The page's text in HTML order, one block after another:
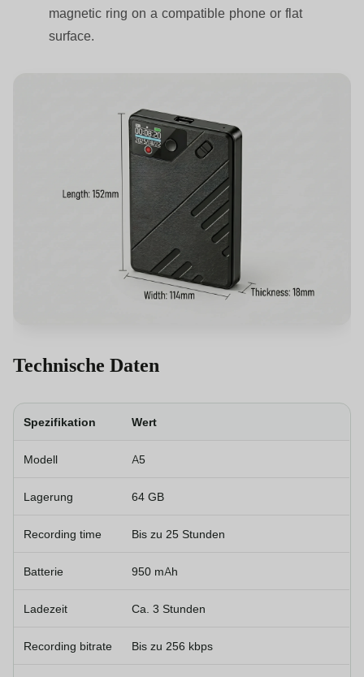
magnetic ring on a compatible phone or flat
surface.
Technische Daten
Spezifikation Wert
Modell A5
Lagerung 64 GB
Recording time Bis zu 25 Stunden
Batterie 950 mAh
Ladezeit Ca. 3 Stunden
Recording bitrate Bis zu 256 kbps